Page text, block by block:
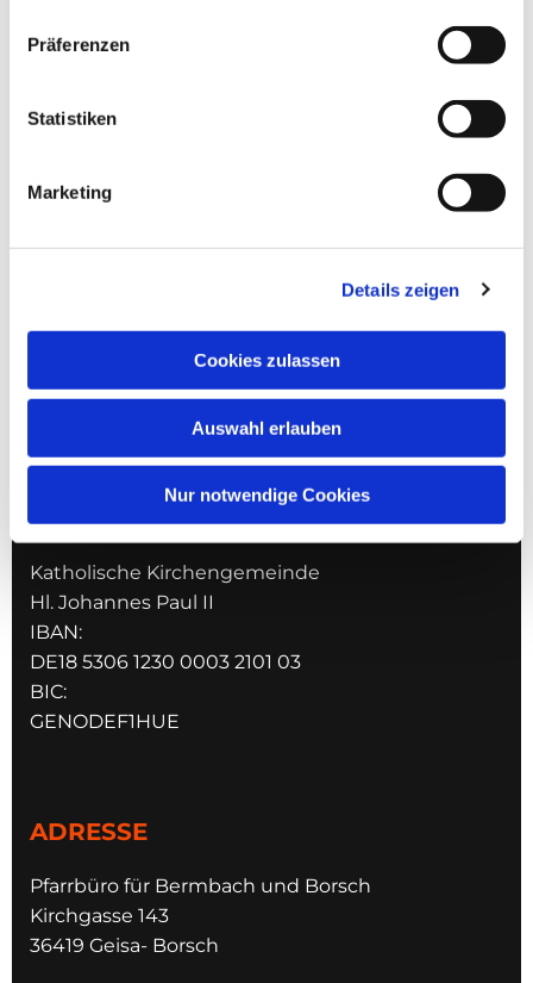
Präferenzen
Statistiken
Marketing
Details zeigen
Cookies zulassen
Auswahl erlauben
Nur notwendige Cookies
Kontakt
Hl. Johannes Paul II.
036967 596795
E-MAIL
pfarrei.schleid@bistum-fulda.de
Katholische Kirchengemeinde
Hl. Johannes Paul II
IBAN:
DE18 5306 1230 0003 2101 03
BIC:
GENODEF1HUE
ADRESSE
Pfarrbüro für Bermbach und Borsch
Kirchgasse 143
36419 Geisa- Borsch